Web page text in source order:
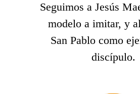
Seguimos a Jesús
modelo a imitar, y
San Pablo como
discípulo.